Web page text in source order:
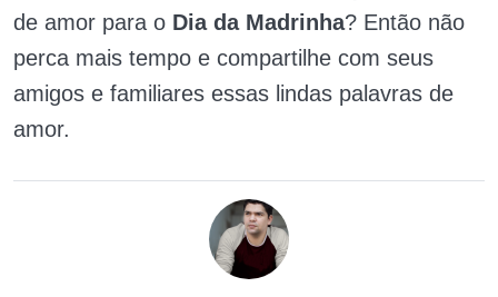
de amor para o Dia da Madrinha? Então não
perca mais tempo e compartilhe com seus
amigos e familiares essas lindas palavras de
amor.